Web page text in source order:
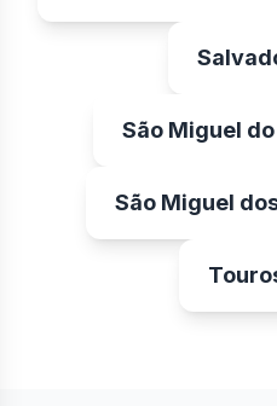
São Miguel
São Miguel